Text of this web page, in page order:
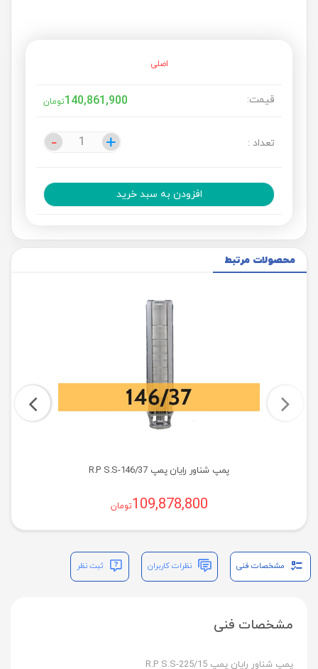
اصلی
قیمت: 140,861,900تومان
تعداد : +
- +
-
افزودن به سبد خرید
محصولات مرتبط
پمپ شناور رایان پمپ R.P S.S-146/37
109,878,800تومان
مشخصات فنی نظرات کاربران ثبت نظر
مشخصات فنی
پمپ شناور رایان پمپ R.P S.S-225/15